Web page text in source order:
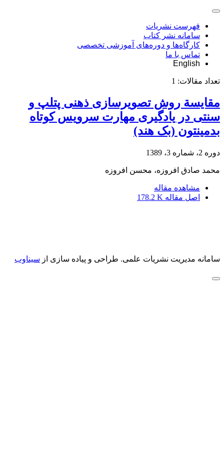
فهرست نشریات
سامانه نشر کتاب
کارگاه‌ها و دوره‌های آموزشی تخصصی
تماس با ما
English
تعداد مقالات: 1
مقایسة روش تصویرسازی ذهنی پتلپ و
سنتی در یادگیری مهارت سرویس کوتاه
بدمینتون (بک هند)
دوره 2، شماره 3، 1389
محمد صادق افروزه، محسن افروزه
مشاهده مقاله
اصل مقاله 178.2 K
سامانه مدیریت نشریات علمی. طراحی و پیاده سازی از سیناوب